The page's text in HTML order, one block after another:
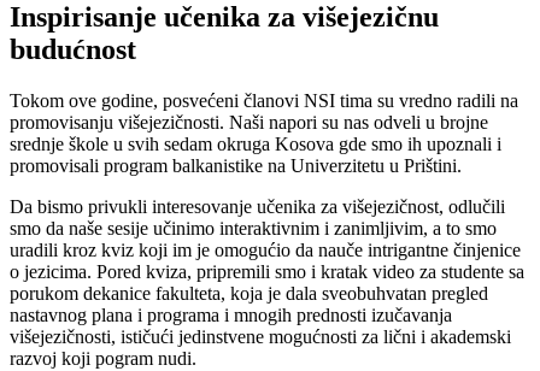
Inspirisanje učenika za višejezičnu
budućnost
Tokom ove godine, posvećeni članovi NSI tima su vredno radili na
promovisanju višejezičnosti. Naši napori su nas odveli u brojne
srednje škole u ​​svih sedam okruga Kosova gde smo ih upoznali i
promovisali program balkanistike na Univerzitetu u Prištini.
Da bismo privukli interesovanje učenika za višejezičnost, odlučili
smo da naše sesije učinimo interaktivnim i zanimljivim, a to smo
uradili kroz kviz koji im je omogućio da nauče intrigantne činjenice
o jezicima. Pored kviza, pripremili smo i kratak video za studente sa
porukom dekanice fakulteta, koja je dala sveobuhvatan pregled
nastavnog plana i programa i mnogih prednosti izučavanja
višejezičnosti, ističući jedinstvene mogućnosti za lični i akademski
razvoj koji pogram nudi.